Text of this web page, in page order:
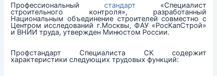
Профессиональный стандарт «Специалист
строительного контроля», разработанный
Национальным объединение строителей совместно с
Центром исследований г.Москвы, ФАУ «РосКапСтрой»
и ВНИИ труда, утвержден Минюстом России.
Профстандарт Специалиста СК содержит
характеристики следующих трудовых функций: